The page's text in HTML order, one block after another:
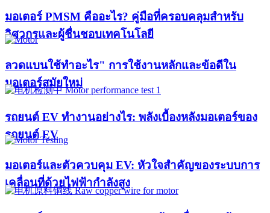
มอเตอร์ PMSM คืออะไร? คู่มือที่ครอบคลุมสำหรับ
วิศวกรและผู้ชื่นชอบเทคโนโลยี
ลวดแบนใช้ทำอะไร" การใช้งานหลักและข้อดีใน
มอเตอร์สมัยใหม่
รถยนต์ EV ทำงานอย่างไร: พลังเบื้องหลังมอเตอร์ของ
รถยนต์ EV
มอเตอร์และตัวควบคุม EV: หัวใจสำคัญของระบบการ
เคลื่อนที่ด้วยไฟฟ้ากำลังสูง